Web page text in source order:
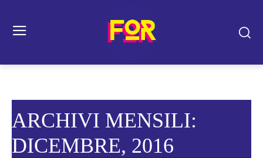
ARCHIVI MENSILI:
DICEMBRE, 2016